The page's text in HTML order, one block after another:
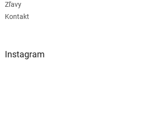
Zľavy
Kontakt
Instagram